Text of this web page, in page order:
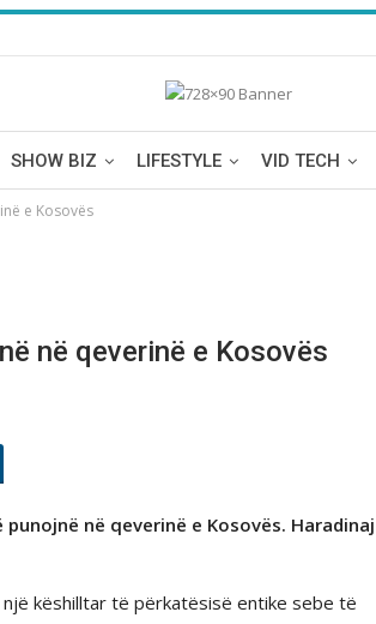
SHOW BIZ LIFESTYLE VID TECH
e Kosovës
në qeverinë e Kosovës
në qeverinë e Kosovës.
një këshilltar të përkatësisë entike sebe të